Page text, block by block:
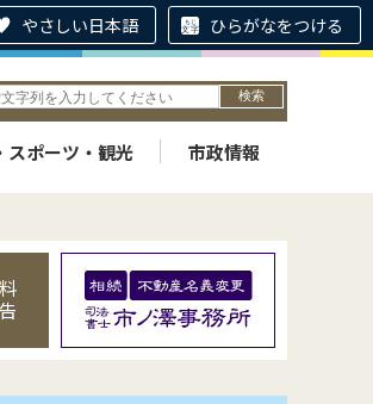
やさしい日本語 ひらがなをつける
スポーツ・観光 市政情報